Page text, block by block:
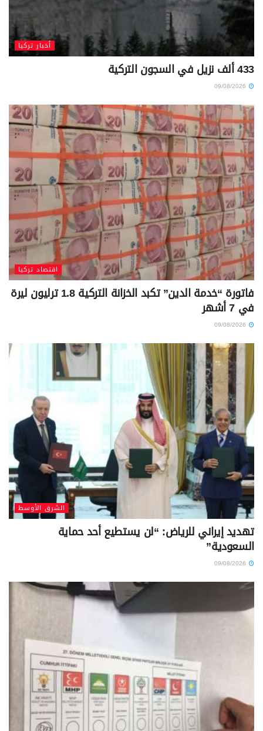
أخبار تركيا
433 ألف نزيل في السجون التركية
اقتصاد تركيا
فاتورة “خدمة الدين” تكبد الخزانة التركية 1.8 ترليون ليرة
في 7 أشهر
الشرق الأوسط
تهديد إيراني للرياض: “لن يستطيع أحد حماية
السعودية”